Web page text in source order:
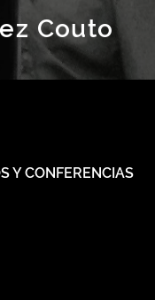
Couto
Y CONFERENCIAS